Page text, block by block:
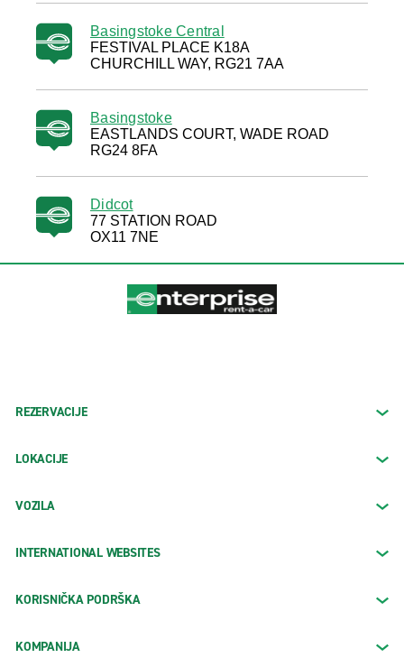
Basingstoke Central
FESTIVAL PLACE K18A
CHURCHILL WAY, RG21 7AA
Basingstoke
EASTLANDS COURT, WADE ROAD
RG24 8FA
Didcot
77 STATION ROAD
OX11 7NE
REZERVACIJE
LOKACIJE
VOZILA
INTERNATIONAL WEBSITES
KORISNIČKA PODRŠKA
KOMPANIJA